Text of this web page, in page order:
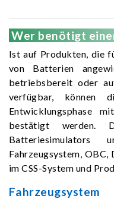
Wer benötigt
Ist auf Produkten, die
von Batterien
betriebsbereit oder
verfügbar, können
Entwicklungsphase
bestätigt werden.
Batteriesimulators
Fahrzeugsystem,
im CSS-System und
Fahrzeugsystem